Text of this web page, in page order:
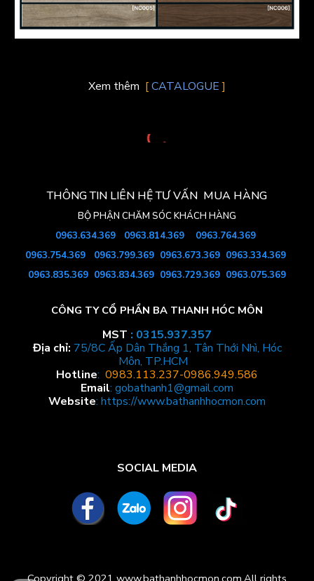
Xem thêm [CATALOGUE]
THÔNG TIN LIÊN HỆ TƯ VẤN MUA HÀNG
BỘ PHẬN CHĂM SÓC KHÁCH HÀNG
0963.634.3690963.814.369 0963.764.369
0963.754.369 0963.799.369 0963.673.369 0963.334.369
0963.835.369 0963.834.369 0963.729.369 0963.075.369
CÔNG TY CỔ PHẦN BA THANH HÓC MÔN
MST : 0315.937.357
Địa chỉ: 75/8C Ấp Dân Thắng 1, Tân Thới Nhì, Hóc
Môn, TP.HCM
Hotline: 0983.113.237-0986.949.586
Email: gobathanh1@gmail.com
Website: https://www.bathanhhocmon.com
SOCIAL MEDIA
Copyright © 2021 www.bathanhhocmon.com.All rights